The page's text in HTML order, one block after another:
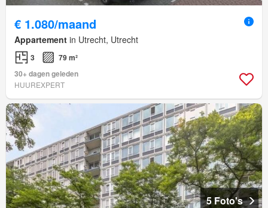
€ 1.080/maand
Appartement in Utrecht, Utrecht
3
79 m²
30+ dagen geleden
HUUREXPERT
5 Foto's